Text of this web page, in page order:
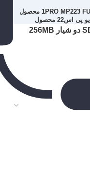
1 محصول
یو پی اس22 محصول